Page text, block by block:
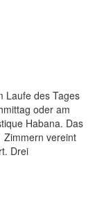
Laufe des Tages
oder am
Habana. Das
Zimmern vereint
Drei